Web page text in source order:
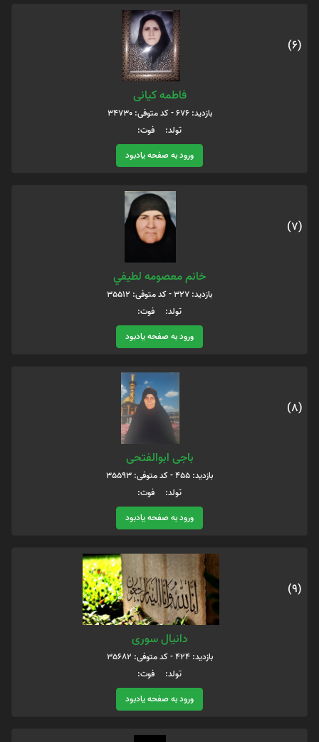
(6)
فاطمه کیانی
بازدید: 676 - کد متوفی: 34730
تولد: فوت:
ورود به صفحه یادبود
(7)
خانم معصومه لطيفي
بازدید: 327 - کد متوفی: 35512
تولد: فوت:
ورود به صفحه یادبود
(8)
باجی ابوالفتحی
بازدید: 455 - کد متوفی: 35593
تولد: فوت:
ورود به صفحه یادبود
(9)
دانیال سوری
بازدید: 424 - کد متوفی: 35682
تولد: فوت:
ورود به صفحه یادبود